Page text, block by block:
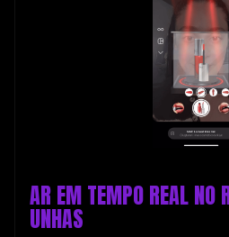
AR EM TEMPO REAL NO
UNHAS